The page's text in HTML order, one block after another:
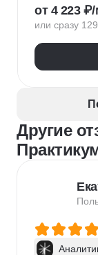
от 4 223
или сразу
Другие